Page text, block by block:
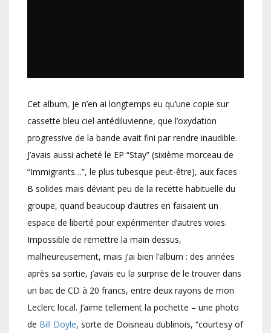
Cet album, je n’en ai longtemps eu qu’une copie sur
cassette bleu ciel antédiluvienne, que l’oxydation
progressive de la bande avait fini par rendre inaudible.
J’avais aussi acheté le EP “Stay” (sixième morceau de
“Immigrants…”, le plus tubesque peut-être), aux faces
B solides mais déviant peu de la recette habituelle du
groupe, quand beaucoup d’autres en faisaient un
espace de liberté pour expérimenter d’autres voies.
Impossible de remettre la main dessus,
malheureusement, mais j’ai bien l’album : des années
après sa sortie, j’avais eu la surprise de le trouver dans
un bac de CD à 20 francs, entre deux rayons de mon
Leclerc local. J’aime tellement la pochette – une photo
de Bill Doyle, sorte de Doisneau dublinois, “courtesy of